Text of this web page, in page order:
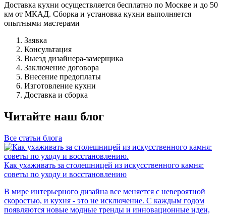
Доставка кухни осуществляется бесплатно по Москве и до 50
км от МКАД. Сборка и установка кухни выполняется
опытными мастерами
Заявка
Консультация
Выезд дизайнера-замерщика
Заключение договора
Внесение предоплаты
Изготовление кухни
Доставка и сборка
Читайте наш блог
Все статьи блога
Как ухаживать за столешницей из искусственного камня:
советы по уходу и восстановлению
В мире интерьерного дизайна все меняется с невероятной
скоростью, и кухня - это не исключение. С каждым годом
появляются новые модные тренды и инновационные идеи,